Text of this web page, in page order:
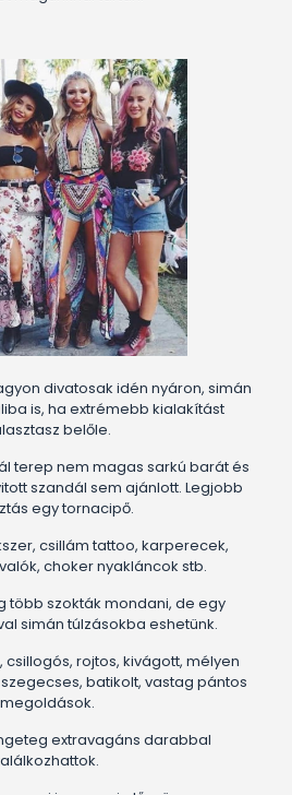
divatosak idén nyáron, simán
is, ha extrémebb kialakítást
belőle.
terep nem magas sarkú barát és
szandál sem ajánlott. Legjobb
egy tornacipő.
csillám tattoo, karperecek,
choker nyakláncok stb.
több szokták mondani, de egy
simán túlzásokba eshetünk.
csillogós, rojtos, kivágott, mélyen
batikolt, vastag pántos
megoldások.
extravagáns darabbal